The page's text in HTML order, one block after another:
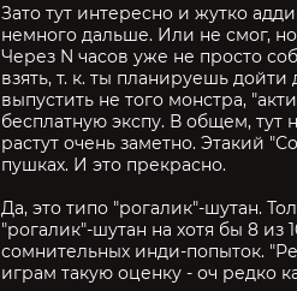
Зато тут интересно и жутко
немного дальше. Или не смог,
Через N часов уже не просто
взять, т. к. ты планируешь
выпустить не того монстра,
бесплатную экспу. В общем, тут
растут очень заметно. Этакий
пушках. И это прекрасно.
Да, это типо "рогалик"-шутан.
"рогалик"-шутан на хотя бы 8
сомнительных инди-попыток.
играм такую оценку - оч редко